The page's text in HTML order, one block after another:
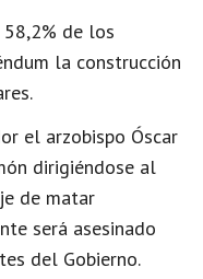
58,2% de los
la construcción
el arzobispo Óscar
dirigiéndose al
de matar
será asesinado
del Gobierno.